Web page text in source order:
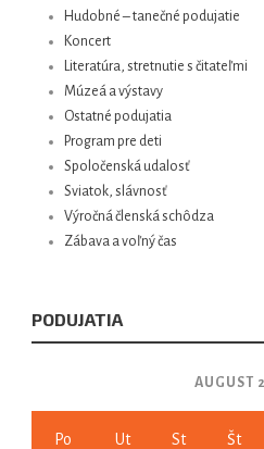
Hudobné – tanečné podujatie
Koncert
Literatúra, stretnutie s čitateľmi
Múzeá a výstavy
Ostatné podujatia
Program pre deti
Spoločenská udalosť
Sviatok, slávnosť
Výročná členská schôdza
Zábava a voľný čas
PODUJATIA
AUGUST
Po Ut St Št